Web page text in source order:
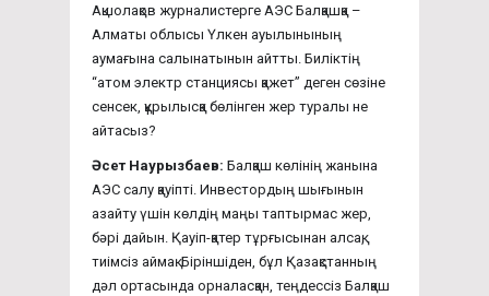
Ақшолақов журналистерге АЭС Балқашқа –
Алматы облысы Үлкен ауылынының
аумағына салынатынын айтты. Биліктің
“атом электр станциясы қажет” деген сөзіне
сенсек, құрылысқа бөлінген жер туралы не
айтасыз?
Әсет Наурызбаев: Балқаш көлінің жанына
АЭС салу қауіпті. Инвестордың шығынын
азайту үшін көлдің маңы таптырмас жер,
бәрі дайын. Қауіп-қатер тұрғысынан алсақ,
тиімсіз аймақ. Біріншіден, бұл Қазақстанның
дәл ортасында орналасқан, теңдессіз Балқаш